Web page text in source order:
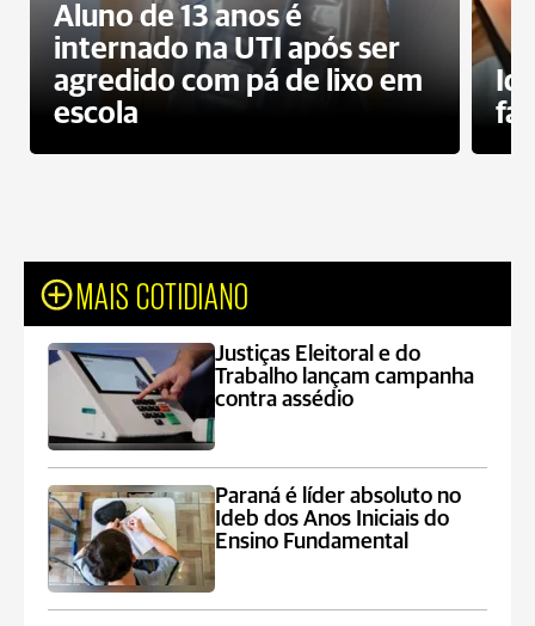
Aluno de 13 anos é
internado na UTI após ser
agredido com pá de lixo em
escola
MAIS COTIDIANO
Justiças Eleitoral e do
Trabalho lançam campanha
contra assédio
Paraná é líder absoluto no
Ideb dos Anos Iniciais do
Ensino Fundamental